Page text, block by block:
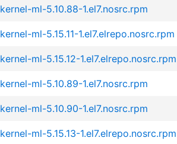
kernel-ml-5.10.88-1.el7.nosrc.rpm
kernel-ml-5.15.11-1.el7.elrepo.nosrc.rpm
kernel-ml-5.15.12-1.el7.elrepo.nosrc.rpm
kernel-ml-5.10.89-1.el7.nosrc.rpm
kernel-ml-5.10.90-1.el7.nosrc.rpm
kernel-ml-5.15.13-1.el7.elrepo.nosrc.rpm